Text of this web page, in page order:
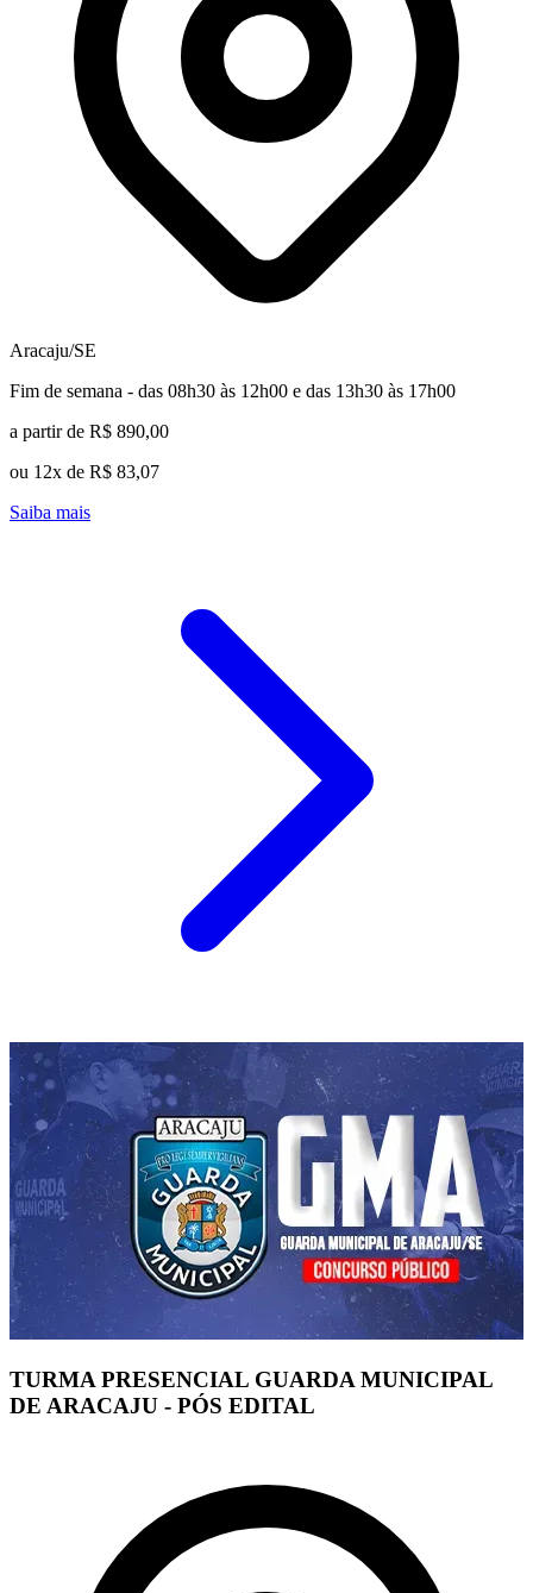
Aracaju/SE
Fim de semana - das 08h30 às 12h00 e das 13h30 às 17h00
a partir de R$ 890,00
ou 12x de R$ 83,07
Saiba mais
TURMA PRESENCIAL GUARDA MUNICIPAL
DE ARACAJU - PÓS EDITAL